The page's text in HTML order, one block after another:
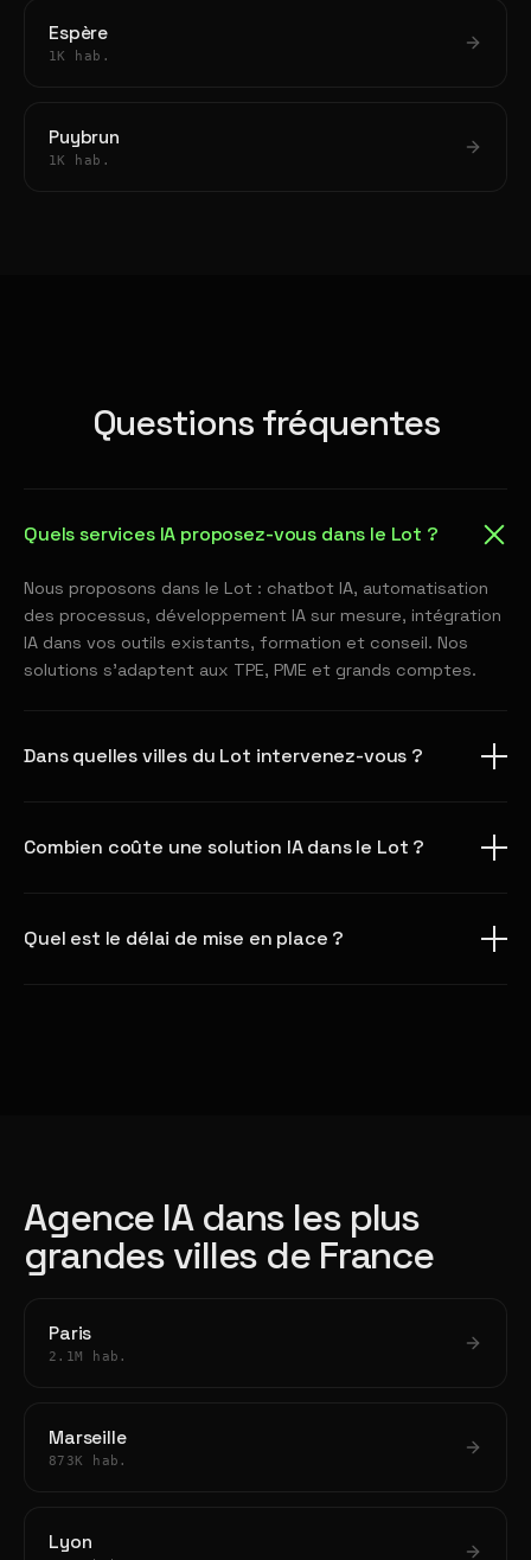
Espère
1K hab.
Puybrun
1K hab.
Questions fréquentes
Quels services IA proposez-vous dans le Lot ?
Nous proposons dans le Lot : chatbot IA, automatisation
des processus, développement IA sur mesure, intégration
IA dans vos outils existants, formation et conseil. Nos
solutions s'adaptent aux TPE, PME et grands comptes.
Dans quelles villes du Lot intervenez-vous ?
Combien coûte une solution IA dans le Lot ?
Quel est le délai de mise en place ?
Agence IA dans les plus
grandes villes de France
Paris
2.1M hab.
Marseille
873K hab.
Lyon